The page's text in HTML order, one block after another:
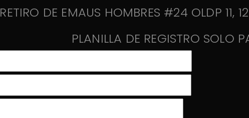
RETIRO DE EMAUS HOMBRES #24 OLDP 11,
PLANILLA DE REGISTRO SOLO